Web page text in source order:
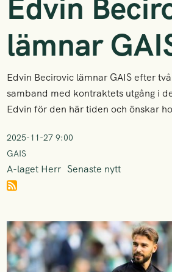
Edvin
lämnar
Edvin Becirovic lämnar GAIS efter
samband med kontraktets utgång i
Edvin för den här tiden och önskar
2025-11-27 9:00
GAIS
A-laget Herr Senaste nytt